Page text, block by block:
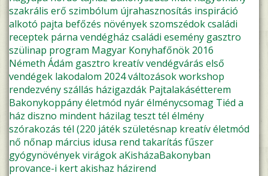
szakrális erő szimbólum újrahasznosítás inspiráció
alkotó pajta befőzés növényekszomszédokcsaládi
receptek párna vendégház családi esemény gasztro
szülinap program Magyar Konyhafőnök 2016
Németh Ádám gasztro kreatívvendégvárás első
vendégek lakodalom 2024változásokworkshop
rendezvényszállás házigazdák Pajtalakásétterem
Bakonykoppányéletmód nyárélménycsomag Tiéd a
ház diszno mindent házilagteszttél élmény
szórakozás tél (220 játékszületésnap kreatív életmód
nő nőnap március idusa rend takarítás fűszer
gyógynövényekvirágokaKisházaBakonyban
provance-i kertakishaz házirend